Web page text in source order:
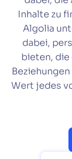
PRODUKTE &
Inhalte zu
Algolia
dabei,
bieten, die
Wert jedes